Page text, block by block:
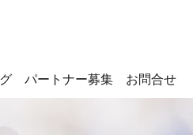
パートナー募集 お問合せ